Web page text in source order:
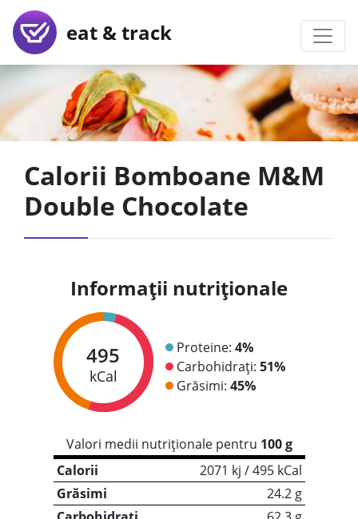
eat & track
Calorii Bomboane M&M
Double Chocolate
Informații nutriționale
495
kCal
Proteine: 4%
Carbohidrați: 51%
Grăsimi: 45%
Valori medii nutriționale pentru 100 g
Calorii
2071 kj / 495 kCal
Grăsimi
24.2 g